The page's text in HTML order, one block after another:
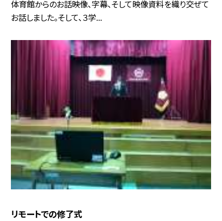
体育館からのお話映像、字幕、そして映像資料を織り交ぜて
お話しました。そして、３学...
リモートでの修了式